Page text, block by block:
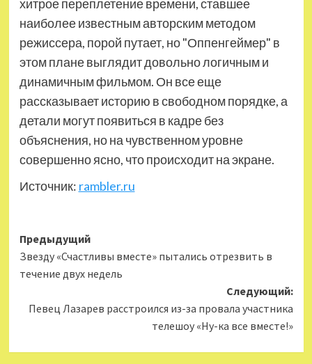
хитрое переплетение времени, ставшее
наиболее известным авторским методом
режиссера, порой путает, но "Оппенгеймер" в
этом плане выглядит довольно логичным и
динамичным фильмом. Он все еще
рассказывает историю в свободном порядке, а
детали могут появиться в кадре без
объяснения, но на чувственном уровне
совершенно ясно, что происходит на экране.
Источник: rambler.ru
Навигация
записи
Предыдущий
Звезду «Счастливы вместе» пытались отрезвить в
течение двух недель
Следующий:
Певец Лазарев расстроился из-за провала участника
телешоу «Ну-ка все вместе!»